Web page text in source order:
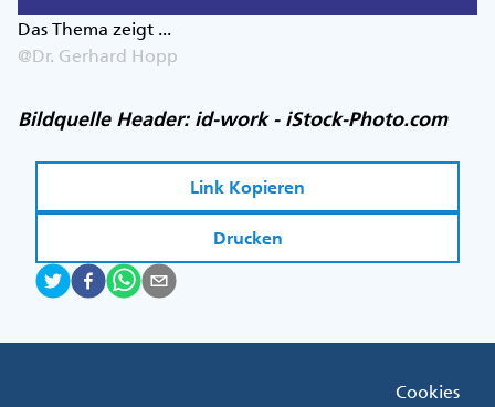
Das Thema zeigt ...
@Dr. Gerhard Hopp
Bildquelle Header: id-work - iStock-Photo.com
Link Kopieren
Drucken
Cookies